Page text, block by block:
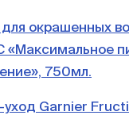
окрашенных
«Максимальное
750мл.
Garnier